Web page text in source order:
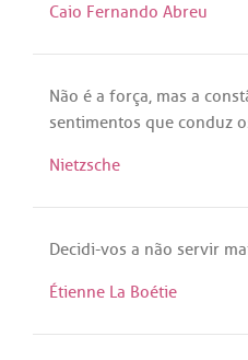
Caio Fernando Abreu
Não é a força, mas a
sentimentos que conduz
Nietzsche
Decidi-vos a não servir
Étienne La Boétie